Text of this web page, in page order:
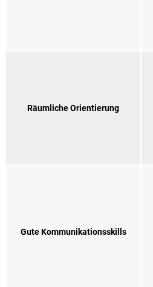
Räumliche Orientierung
Gute Kommunikationsskills